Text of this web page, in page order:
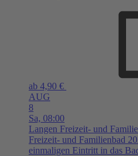
ab 4,90 €
AUG
8
Sa, 08:00
Langen Freizeit- und
Freizeit- und Familienbad
einmaligen Eintritt in das